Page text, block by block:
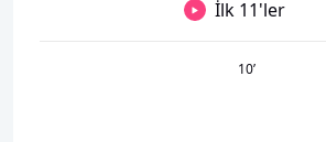
İlk 11'ler
10’